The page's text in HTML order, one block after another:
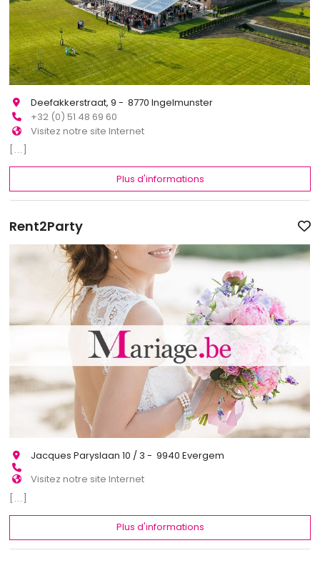
Deefakkerstraat, 9 - 8770 Ingelmunster
+32 (0) 51 48 69 60
Visitez notre site Internet
[...]
Plus d'informations
Rent2Party
Jacques Paryslaan 10 / 3 - 9940 Evergem
Visitez notre site Internet
[...]
Plus d'informations